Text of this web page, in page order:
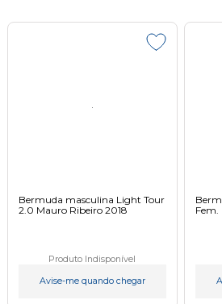
Bermuda masculina Light Tour
2.0 Mauro Ribeiro 2018
Produto Indisponível
Avise-me quando chegar
Fem.